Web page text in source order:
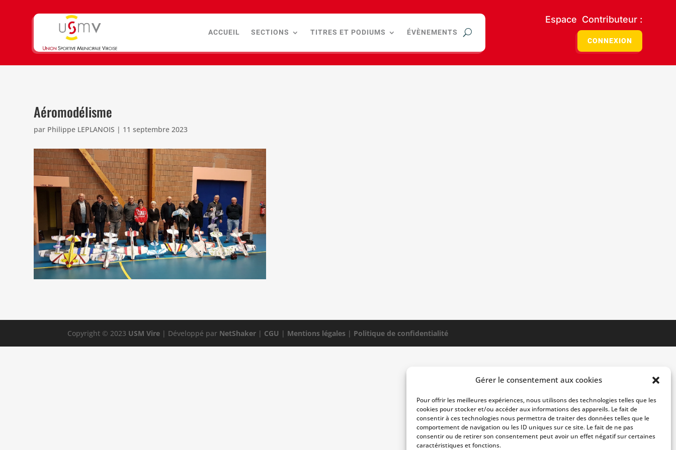
Gérer le consentement aux cookies
Pour offrir les meilleures expériences, nous utilisons des technologies telles que les
cookies pour stocker et/ou accéder aux informations des appareils. Le fait de
consentir à ces technologies nous permettra de traiter des données telles que le
comportement de navigation ou les ID uniques sur ce site. Le fait de ne pas
consentir ou de retirer son consentement peut avoir un effet négatif sur certaines
caractéristiques et fonctions.
ACCUEIL SECTIONS TITRES ET PODIUMS ÉVÈNEMENTS
Espace Contributeur :
CONNEXION
Aéromodélisme
par Philippe LEPLANOIS | 11 septembre 2023
Copyright © 2023 USM Vire | Développé par NetShaker | CGU | Mentions légales | Politique de confidentialité